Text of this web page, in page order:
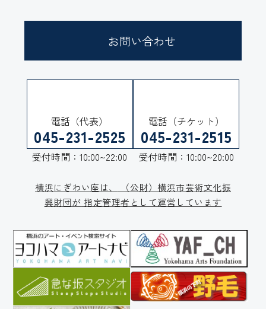
お問い合わせ
電話（代表）
045-231-2525
受付時間：10:00~22:00
電話（チケット）
045-231-2515
受付時間：10:00~20:00
横浜にぎわい座は、
（公財）横浜市芸術文化振
興財団が 指定管理者として運営しています